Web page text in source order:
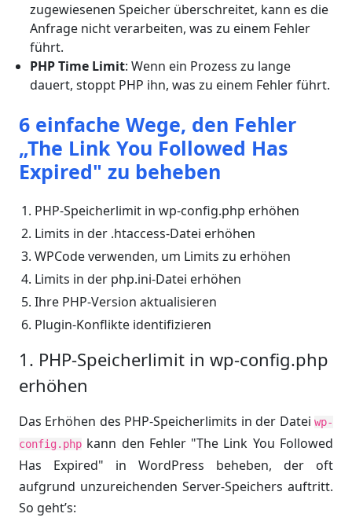
zugewiesenen Speicher überschreitet, kann es die
Anfrage nicht verarbeiten, was zu einem Fehler
führt.
PHP Time Limit: Wenn ein Prozess zu lange
dauert, stoppt PHP ihn, was zu einem Fehler führt.
6 einfache Wege, den Fehler
„The Link You Followed Has
Expired" zu beheben
PHP-Speicherlimit in wp-config.php erhöhen
Limits in der .htaccess-Datei erhöhen
WPCode verwenden, um Limits zu erhöhen
Limits in der php.ini-Datei erhöhen
Ihre PHP-Version aktualisieren
Plugin-Konflikte identifizieren
1. PHP-Speicherlimit in wp-config.php
erhöhen
Das Erhöhen des PHP-Speicherlimits in der Datei wp-
config.php kann den Fehler "The Link You Followed
Has Expired" in WordPress beheben, der oft
aufgrund unzureichenden Server-Speichers auftritt.
So geht’s: